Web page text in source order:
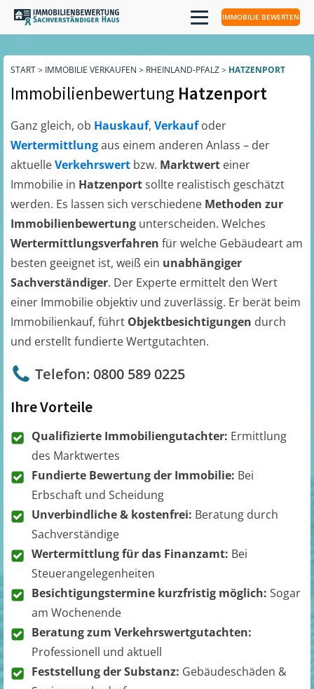
IMMOBILIE BEWERTEN
START> IMMOBILIE VERKAUFEN > RHEINLAND-PFALZ> HATZENPORT
Immobilienbewertung Hatzenport
Ganz gleich, ob Hauskauf, Verkaufoder
Wertermittlungaus einem anderen Anlass – der
aktuelleVerkehrswert bzw. Marktwert einer
Immobilie in Hatzenportsollte realistisch geschätzt
werden. Es lassen sich verschiedene Methoden zur
Immobilienbewertung unterscheiden. Welches
Wertermittlungsverfahren für welche Gebäudeart am
besten geeignet ist, weiß ein unabhängiger
Sachverständiger. Der Experte ermittelt den Wert
einer Immobilie objektiv und zuverlässig. Er berät beim
Immobilienkauf, führt Objektbesichtigungen durch
und erstellt fundierte Wertgutachten.
Telefon: 0800 589 0225
Ihre Vorteile
Qualifizierte Immobiliengutachter: Ermittlung
des Marktwertes
Fundierte Bewertung der Immobilie: Bei
Erbschaft und Scheidung
Unverbindliche & kostenfrei: Beratung durch
Sachverständige
Wertermittlung für das Finanzamt: Bei
Steuerangelegenheiten
Besichtigungstermine kurzfristig möglich: Sogar
am Wochenende
Beratung zum Verkehrswertgutachten:
Professionell und aktuell
Feststellung der Substanz: Gebäudeschäden &